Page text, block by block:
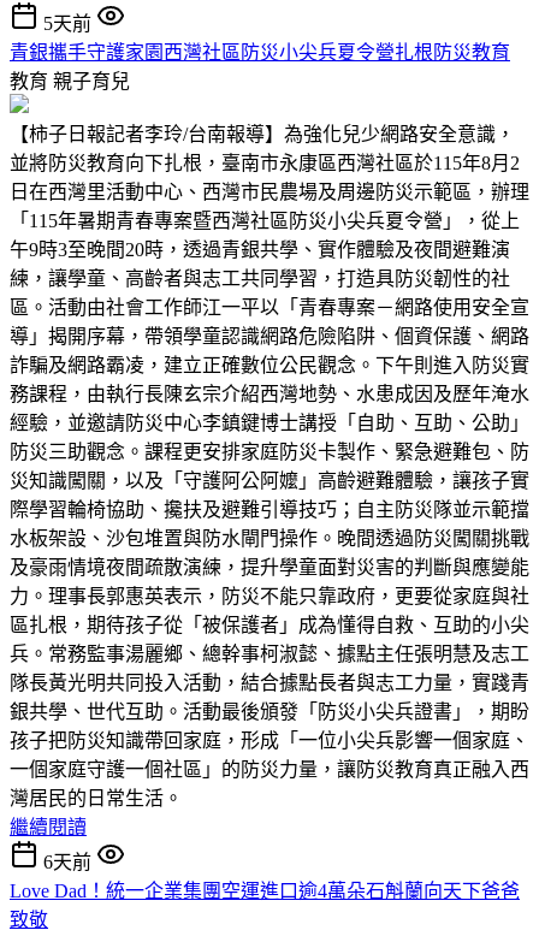
5天前
青銀攜手守護家園西灣社區防災小尖兵夏令營扎根防災教育
教育 親子育兒
【柿子日報記者李玲/台南報導】為強化兒少網路安全意識，
並將防災教育向下扎根，臺南市永康區西灣社區於115年8月2
日在西灣里活動中心、西灣市民農場及周邊防災示範區，辦理
「115年暑期青春專案暨西灣社區防災小尖兵夏令營」，從上
午9時3至晚間20時，透過青銀共學、實作體驗及夜間避難演
練，讓學童、高齡者與志工共同學習，打造具防災韌性的社
區。活動由社會工作師江一平以「青春專案－網路使用安全宣
導」揭開序幕，帶領學童認識網路危險陷阱、個資保護、網路
詐騙及網路霸凌，建立正確數位公民觀念。下午則進入防災實
務課程，由執行長陳玄宗介紹西灣地勢、水患成因及歷年淹水
經驗，並邀請防災中心李鎮鍵博士講授「自助、互助、公助」
防災三助觀念。課程更安排家庭防災卡製作、緊急避難包、防
災知識闖關，以及「守護阿公阿嬤」高齡避難體驗，讓孩子實
際學習輪椅協助、攙扶及避難引導技巧；自主防災隊並示範擋
水板架設、沙包堆置與防水閘門操作。晚間透過防災闖關挑戰
及豪雨情境夜間疏散演練，提升學童面對災害的判斷與應變能
力。理事長郭惠英表示，防災不能只靠政府，更要從家庭與社
區扎根，期待孩子從「被保護者」成為懂得自救、互助的小尖
兵。常務監事湯麗鄉、總幹事柯淑懿、據點主任張明慧及志工
隊長黃光明共同投入活動，結合據點長者與志工力量，實踐青
銀共學、世代互助。活動最後頒發「防災小尖兵證書」，期盼
孩子把防災知識帶回家庭，形成「一位小尖兵影響一個家庭、
一個家庭守護一個社區」的防災力量，讓防災教育真正融入西
灣居民的日常生活。
繼續閱讀
6天前
Love Dad！統一企業集團空運進口逾4萬朵石斛蘭向天下爸爸
致敬